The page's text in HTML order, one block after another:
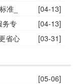
准_
[04-13]
务专
[04-13]
省心
[03-31]
[05-06]